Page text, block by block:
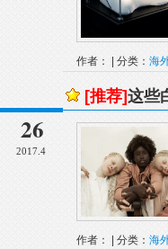
作者： | 分类： 海
26
2017.4
[推荐]这些
作者： | 分类： 海